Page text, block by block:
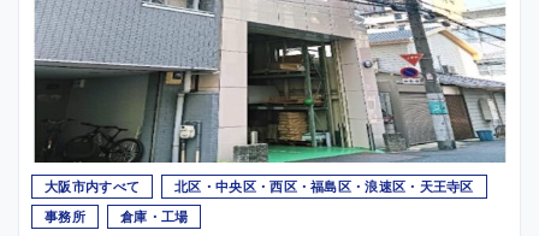
大阪市内すべて 北区・中央区・西区・福島区・浪速区・天王寺区
事務所 倉庫・工場